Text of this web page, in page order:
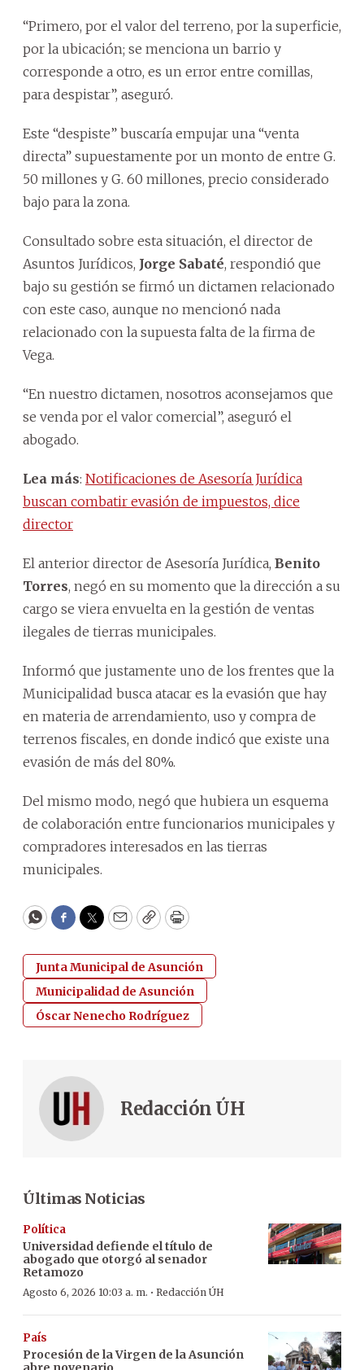
“Primero, por el valor del terreno, por la superficie,
por la ubicación; se menciona un barrio y
corresponde a otro, es un error entre comillas,
para despistar”, aseguró.
Este “despiste” buscaría empujar una “venta
directa” supuestamente por un monto de entre G.
50 millones y G. 60 millones, precio considerado
bajo para la zona.
Consultado sobre esta situación, el director de
Asuntos Jurídicos, Jorge Sabaté, respondió que
bajo su gestión se firmó un dictamen relacionado
con este caso, aunque no mencionó nada
relacionado con la supuesta falta de la firma de
Vega.
“En nuestro dictamen, nosotros aconsejamos que
se venda por el valor comercial”, aseguró el
abogado.
Lea más: Notificaciones de Asesoría Jurídica
buscan combatir evasión de impuestos, dice
director
El anterior director de Asesoría Jurídica, Benito
Torres, negó en su momento que la dirección a su
cargo se viera envuelta en la gestión de ventas
ilegales de tierras municipales.
Informó que justamente uno de los frentes que la
Municipalidad busca atacar es la evasión que hay
en materia de arrendamiento, uso y compra de
terrenos fiscales, en donde indicó que existe una
evasión de más del 80%.
Del mismo modo, negó que hubiera un esquema
de colaboración entre funcionarios municipales y
compradores interesados en las tierras
municipales.
WhatsApp
Facebook
Twitter
EmailCopyPrint
Junta Municipal de Asunción
Municipalidad de Asunción
Óscar Nenecho Rodríguez
Redacción ÚH
Últimas Noticias
Política
Universidad defiende el título de
abogado que otorgó al senador
Retamozo
Agosto 6, 2026 10:03 a. m. · Redacción ÚH
País
Procesión de la Virgen de la Asunción